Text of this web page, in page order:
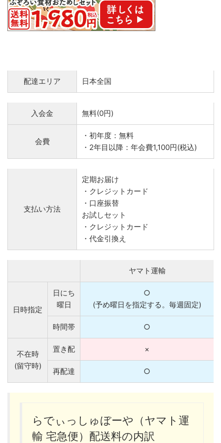
配達エリア 日本全国
入会金 無料(0円)
会費
・初年度：無料
・2年目以降：年会費1,100円(税込)
支払い方法
定期お届け
・クレジットカード
・口座振替
お試しセット
・クレジットカード
・代金引換え
ヤマト運輸
日時指定
日にち
曜日
○
(予め曜日を指定する。毎週固定)
時間帯 ○
不在時
(留守時)
置き配 ×
再配達 ○
らでぃっしゅぼーや（ヤマト運
輸 宅急便）配送料の内訳